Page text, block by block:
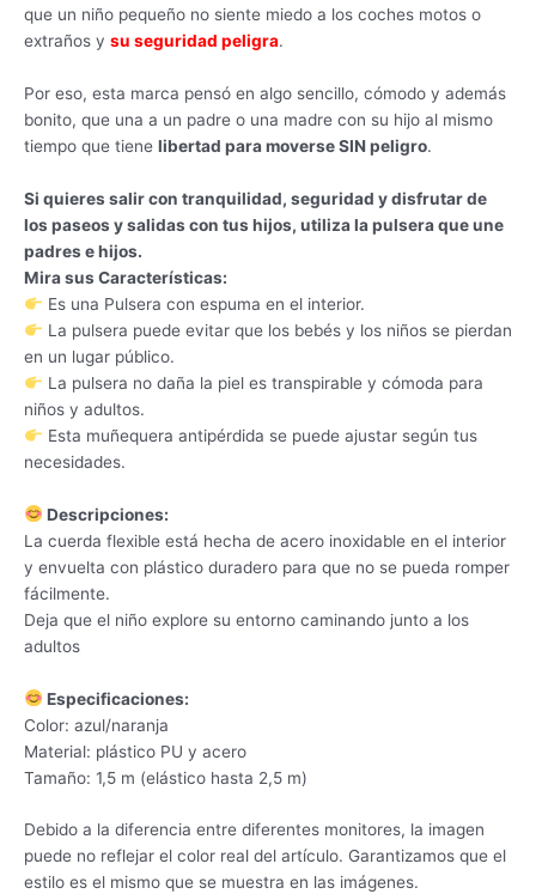
que un niño pequeño no siente miedo a los coches motos o
extraños y su seguridad peligra.
Por eso, esta marca pensó en algo sencillo, cómodo y además
bonito, que una a un padre o una madre con su hijo al mismo
tiempo que tiene libertad para moverse SIN peligro.
Si quieres salir con tranquilidad, seguridad y disfrutar de
los paseos y salidas con tus hijos, utiliza la pulsera que une
padres e hijos.
Mira sus Características:
Es una Pulsera con espuma en el interior.
La pulsera puede evitar que los bebés y los niños se pierdan
en un lugar público.
La pulsera no daña la piel es transpirable y cómoda para
niños y adultos.
Esta muñequera antipérdida se puede ajustar según tus
necesidades.
Descripciones:
La cuerda flexible está hecha de acero inoxidable en el interior
y envuelta con plástico duradero para que no se pueda romper
fácilmente.
Deja que el niño explore su entorno caminando junto a los
adultos
Especificaciones:
Color: azul/naranja
Material: plástico PU y acero
Tamaño: 1,5 m (elástico hasta 2,5 m)
Debido a la diferencia entre diferentes monitores, la imagen
puede no reflejar el color real del artículo. Garantizamos que el
estilo es el mismo que se muestra en las imágenes.